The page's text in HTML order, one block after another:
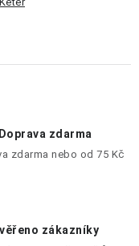
Doprava zdarma
zdarma nebo od 75 Kč
zákazníky